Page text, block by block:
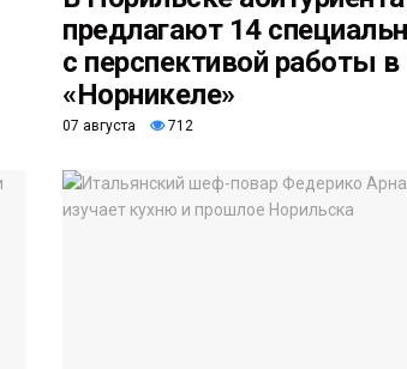
предлагают 14
с перспективой работы в
«Норникеле»
07 августа 712